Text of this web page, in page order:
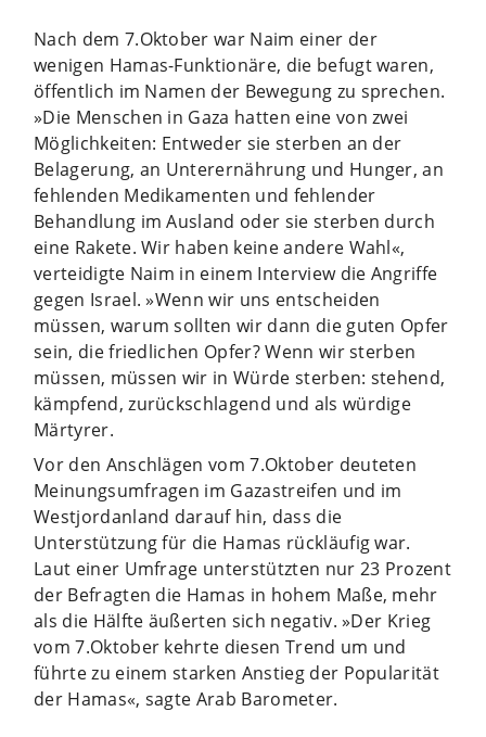
Nach dem 7.Oktober war Naim einer der
wenigen Hamas-Funktionäre, die befugt waren,
öffentlich im Namen der Bewegung zu sprechen.
»Die Menschen in Gaza hatten eine von zwei
Möglichkeiten: Entweder sie sterben an der
Belagerung, an Unterernährung und Hunger, an
fehlenden Medikamenten und fehlender
Behandlung im Ausland oder sie sterben durch
eine Rakete. Wir haben keine andere Wahl«,
verteidigte Naim in einem Interview die Angriffe
gegen Israel. »Wenn wir uns entscheiden
müssen, warum sollten wir dann die guten Opfer
sein, die friedlichen Opfer? Wenn wir sterben
müssen, müssen wir in Würde sterben: stehend,
kämpfend, zurückschlagend und als würdige
Märtyrer.
Vor den Anschlägen vom 7.Oktober deuteten
Meinungsumfragen im Gazastreifen und im
Westjordanland darauf hin, dass die
Unterstützung für die Hamas rückläufig war.
Laut einer Umfrage unterstützten nur 23 Prozent
der Befragten die Hamas in hohem Maße, mehr
als die Hälfte äußerten sich negativ. »Der Krieg
vom 7.Oktober kehrte diesen Trend um und
führte zu einem starken Anstieg der Popularität
der Hamas«, sagte Arab Barometer.